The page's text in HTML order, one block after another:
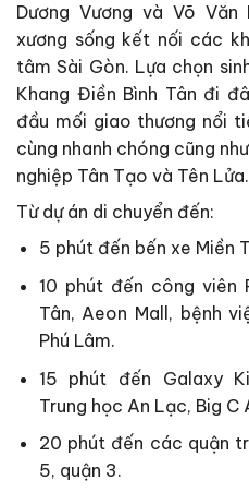
Dương Vương và Võ
xương sống kết nối các
tâm Sài Gòn. Lựa chọn
Khang Điền Bình Tân đi
đầu mối giao thương nổi
cùng nhanh chóng cũng
nghiệp Tân Tạo và Tên Lửa.
Từ dự án di chuyển đến:
5 phút đến bến xe Miền
10 phút đến công viên
Tân, Aeon Mall, bệnh
Phú Lâm.
15 phút đến Galaxy
Trung học An Lạc, Big C
20 phút đến các quận
5, quận 3.